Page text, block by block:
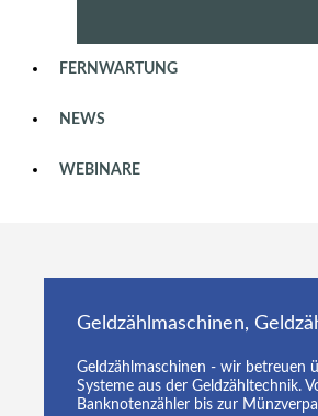
FERNWARTUNG
NEWS
WEBINARE
Geldzählmaschinen,
Geldzählmaschinen - wir betreuen
Systeme aus der Geldzähltechnik.
Banknotenzähler bis zur